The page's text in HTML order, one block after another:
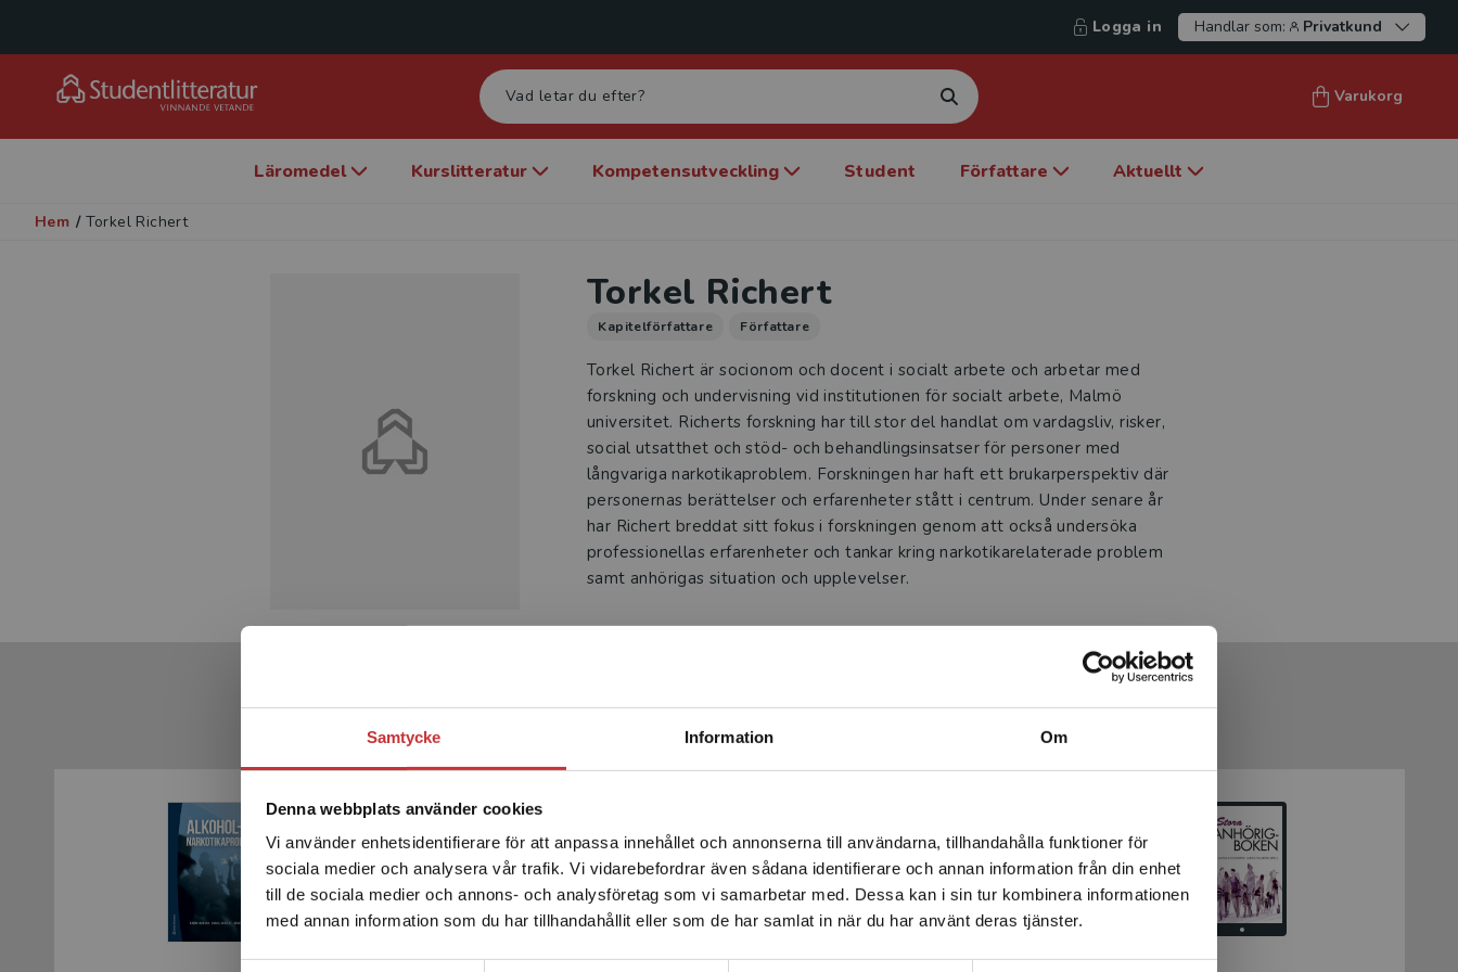
Samtycke Information Om
Denna webbplats använder cookies
Vi använder enhetsidentifierare för att anpassa innehållet och annonserna till användarna, tillhandahålla funktioner för
sociala medier och analysera vår trafik. Vi vidarebefordrar även sådana identifierare och annan information från din enhet
till de sociala medier och annons- och analysföretag som vi samarbetar med. Dessa kan i sin tur kombinera informationen
med annan information som du har tillhandahållit eller som de har samlat in när du har använt deras tjänster.
Begränsad fraktregion
Det verkar som att du besöker studentlitteratur.se via en
enhet utanför Sverige. Vi erbjuder inte leveranser utanför
Sverige. För att kunna slutföra ett köp måste
leveransadressen vara i Sverige.Läs mer
Logga in Handlar som: Privatkund
Varukorg
Läromedel Kurslitteratur Kompetensutveckling Student Författare Aktuellt
Hem / Torkel Richert
Torkel Richert
Kapitelförfattare Författare
Torkel Richert är socionom och docent i socialt arbete och arbetar med
forskning och undervisning vid institutionen för socialt arbete, Malmö
universitet. Richerts forskning har till stor del handlat om vardagsliv, risker,
social utsatthet och stöd- och behandlingsinsatser för personer med
långvariga narkotikaproblem. Forskningen har haft ett brukarperspektiv där
personernas berättelser och erfarenheter stått i centrum. Under senare år
har Richert breddat sitt fokus i forskningen genom att också undersöka
professionellas erfarenheter och tankar kring narkotikarelaterade problem
samt anhörigas situation och upplevelser.
Produkter